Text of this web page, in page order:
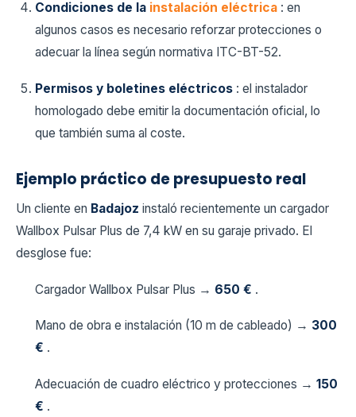
Condiciones de la instalación eléctrica : en
algunos casos es necesario reforzar protecciones o
adecuar la línea según normativa ITC-BT-52.
Permisos y boletines eléctricos : el instalador
homologado debe emitir la documentación oficial, lo
que también suma al coste.
Ejemplo práctico de presupuesto real
Un cliente en Badajoz instaló recientemente un cargador
Wallbox Pulsar Plus de 7,4 kW en su garaje privado. El
desglose fue:
Cargador Wallbox Pulsar Plus → 650 € .
Mano de obra e instalación (10 m de cableado) → 300
€ .
Adecuación de cuadro eléctrico y protecciones → 150
€ .